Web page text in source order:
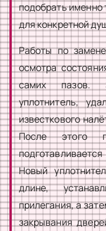
подобрать именно
для конкретной
Работы по
осмотра
самих пазов.
уплотнитель,
известкового
После этого
Новый
длине,
прилегания, а
закрывания